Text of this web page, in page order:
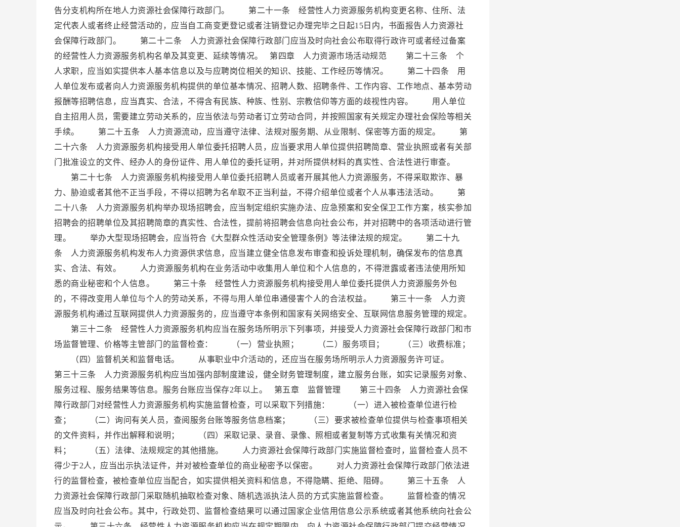
告分支机构所在地人力资源社会保障行政部门。 第二十一条 经营性人力资源服务机构变更名称、住所、法
定代表人或者终止经营活动的，应当自工商变更登记或者注销登记办理完毕之日起15日内，书面报告人力资源社
会保障行政部门。 第二十二条 人力资源社会保障行政部门应当及时向社会公布取得行政许可或者经过备案
的经营性人力资源服务机构名单及其变更、延续等情况。 第四章 人力资源市场活动规范 第二十三条 个
人求职，应当如实提供本人基本信息以及与应聘岗位相关的知识、技能、工作经历等情况。 第二十四条 用
人单位发布或者向人力资源服务机构提供的单位基本情况、招聘人数、招聘条件、工作内容、工作地点、基本劳动
报酬等招聘信息，应当真实、合法，不得含有民族、种族、性别、宗教信仰等方面的歧视性内容。 用人单位
自主招用人员，需要建立劳动关系的，应当依法与劳动者订立劳动合同，并按照国家有关规定办理社会保险等相关
手续。 第二十五条 人力资源流动，应当遵守法律、法规对服务期、从业限制、保密等方面的规定。 第
二十六条 人力资源服务机构接受用人单位委托招聘人员，应当要求用人单位提供招聘简章、营业执照或者有关部
门批准设立的文件、经办人的身份证件、用人单位的委托证明，并对所提供材料的真实性、合法性进行审查。
第二十七条 人力资源服务机构接受用人单位委托招聘人员或者开展其他人力资源服务，不得采取欺诈、暴
力、胁迫或者其他不正当手段，不得以招聘为名牟取不正当利益，不得介绍单位或者个人从事违法活动。 第
二十八条 人力资源服务机构举办现场招聘会，应当制定组织实施办法、应急预案和安全保卫工作方案，核实参加
招聘会的招聘单位及其招聘简章的真实性、合法性，提前将招聘会信息向社会公布，并对招聘中的各项活动进行管
理。 举办大型现场招聘会，应当符合《大型群众性活动安全管理条例》等法律法规的规定。 第二十九
条 人力资源服务机构发布人力资源供求信息，应当建立健全信息发布审查和投诉处理机制，确保发布的信息真
实、合法、有效。 人力资源服务机构在业务活动中收集用人单位和个人信息的，不得泄露或者违法使用所知
悉的商业秘密和个人信息。 第三十条 经营性人力资源服务机构接受用人单位委托提供人力资源服务外包
的，不得改变用人单位与个人的劳动关系，不得与用人单位串通侵害个人的合法权益。 第三十一条 人力资
源服务机构通过互联网提供人力资源服务的，应当遵守本条例和国家有关网络安全、互联网信息服务管理的规定。
第三十二条 经营性人力资源服务机构应当在服务场所明示下列事项，并接受人力资源社会保障行政部门和市
场监督管理、价格等主管部门的监督检查： （一）营业执照； （二）服务项目； （三）收费标准；
（四）监督机关和监督电话。 从事职业中介活动的，还应当在服务场所明示人力资源服务许可证。
第三十三条 人力资源服务机构应当加强内部制度建设，健全财务管理制度，建立服务台账，如实记录服务对象、
服务过程、服务结果等信息。服务台账应当保存2年以上。 第五章 监督管理 第三十四条 人力资源社会保
障行政部门对经营性人力资源服务机构实施监督检查，可以采取下列措施： （一）进入被检查单位进行检
查； （二）询问有关人员，查阅服务台账等服务信息档案； （三）要求被检查单位提供与检查事项相关
的文件资料，并作出解释和说明； （四）采取记录、录音、录像、照相或者复制等方式收集有关情况和资
料； （五）法律、法规规定的其他措施。 人力资源社会保障行政部门实施监督检查时，监督检查人员不
得少于2人，应当出示执法证件，并对被检查单位的商业秘密予以保密。 对人力资源社会保障行政部门依法进
行的监督检查，被检查单位应当配合，如实提供相关资料和信息，不得隐瞒、拒绝、阻碍。 第三十五条 人
力资源社会保障行政部门采取随机抽取检查对象、随机选派执法人员的方式实施监督检查。 监督检查的情况
应当及时向社会公布。其中，行政处罚、监督检查结果可以通过国家企业信用信息公示系统或者其他系统向社会公